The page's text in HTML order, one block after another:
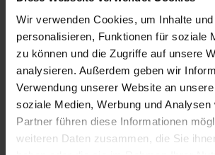
Wir verwenden Cookies, um Inhalte
personalisieren, Funktionen für soziale
zu können und die Zugriffe auf unsere
analysieren. Außerdem geben wir
Verwendung unserer Website an
soziale Medien, Werbung und Analysen
Partner führen diese Informationen
weiteren Daten zusammen, die Sie
lose Ware
September
2025
Januar
2026
250 €
Die aktuelle Preisentwicklung für
können Sie jederzeit auf unserer
nachvollziehen.